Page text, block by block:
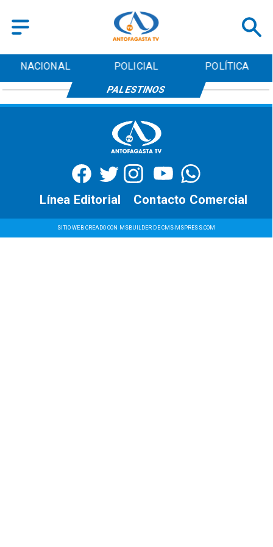
NACIONAL POLICIAL POLÍTICA
PALESTINOS
SITIO WEB CREADO CON MSBUILDER DE CMS-MSPRESS.COM
Contacto Comercial
Línea Editorial